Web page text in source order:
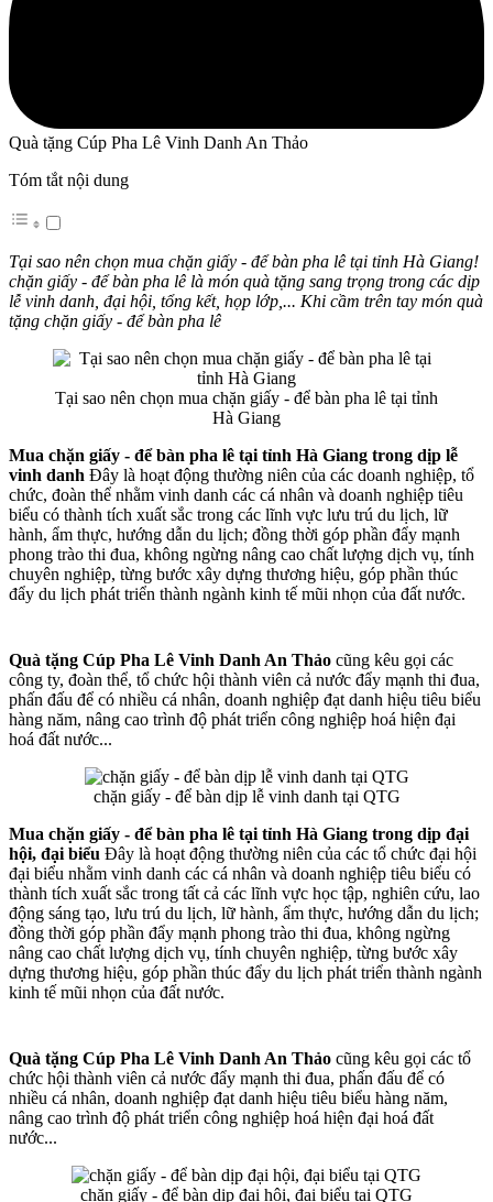
Quà tặng Cúp Pha Lê Vinh Danh An Thảo
Tóm tắt nội dung
Tại sao nên chọn mua chặn giấy - để bàn pha lê tại tỉnh Hà Giang!
chặn giấy - để bàn pha lê là món quà tặng sang trọng trong các dịp
lễ vinh danh, đại hội, tổng kết, họp lớp,... Khi cầm trên tay món quà
tặng chặn giấy - để bàn pha lê
Tại sao nên chọn mua chặn giấy - để bàn pha lê tại tỉnh
Hà Giang
Mua chặn giấy - để bàn pha lê tại tỉnh Hà Giang trong dịp lễ
vinh danh Đây là hoạt động thường niên của các doanh nghiệp, tổ
chức, đoàn thể nhằm vinh danh các cá nhân và doanh nghiệp tiêu
biểu có thành tích xuất sắc trong các lĩnh vực lưu trú du lịch, lữ
hành, ẩm thực, hướng dẫn du lịch; đồng thời góp phần đẩy mạnh
phong trào thi đua, không ngừng nâng cao chất lượng dịch vụ, tính
chuyên nghiệp, từng bước xây dựng thương hiệu, góp phần thúc
đẩy du lịch phát triển thành ngành kinh tế mũi nhọn của đất nước.
Quà tặng Cúp Pha Lê Vinh Danh An Thảo cũng kêu gọi các
công ty, đoàn thể, tổ chức hội thành viên cả nước đẩy mạnh thi đua,
phấn đấu để có nhiều cá nhân, doanh nghiệp đạt danh hiệu tiêu biểu
hàng năm, nâng cao trình độ phát triển công nghiệp hoá hiện đại
hoá đất nước...
chặn giấy - để bàn dịp lễ vinh danh tại QTG
Mua chặn giấy - để bàn pha lê tại tỉnh Hà Giang trong dịp đại
hội, đại biểu Đây là hoạt động thường niên của các tổ chức đại hội
đại biểu nhằm vinh danh các cá nhân và doanh nghiệp tiêu biểu có
thành tích xuất sắc trong tất cả các lĩnh vực học tập, nghiên cứu, lao
động sáng tạo, lưu trú du lịch, lữ hành, ẩm thực, hướng dẫn du lịch;
đồng thời góp phần đẩy mạnh phong trào thi đua, không ngừng
nâng cao chất lượng dịch vụ, tính chuyên nghiệp, từng bước xây
dựng thương hiệu, góp phần thúc đẩy du lịch phát triển thành ngành
kinh tế mũi nhọn của đất nước.
Quà tặng Cúp Pha Lê Vinh Danh An Thảo cũng kêu gọi các tổ
chức hội thành viên cả nước đẩy mạnh thi đua, phấn đấu để có
nhiều cá nhân, doanh nghiệp đạt danh hiệu tiêu biểu hàng năm,
nâng cao trình độ phát triển công nghiệp hoá hiện đại hoá đất
nước...
chặn giấy - để bàn dịp đại hội, đại biểu tại QTG